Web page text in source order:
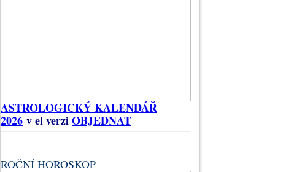
ASTROLOGICKÝ KALENDÁŘ
2026 v el verziOBJEDNAT
ROČNÍ HOROSKOP